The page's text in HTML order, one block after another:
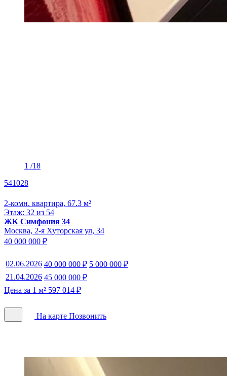
1 /18
541028
2-комн. квартира, 67.3 м²
Этаж: 32 из 54
ЖК Симфония 34
Москва, 2-я Хуторская ул, 34
40 000 000 ₽
02.06.2026 40 000 000 ₽ 5 000 000 ₽
21.04.2026 45 000 000 ₽
Цена за 1 м² 597 014 ₽
На карте Позвонить